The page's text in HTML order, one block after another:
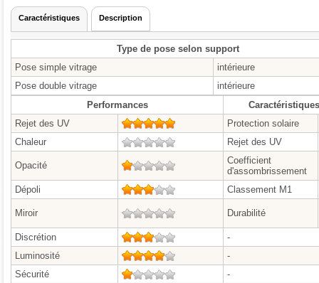
Caractéristiques Description
Type de pose selon support
Pose simple vitrage
intérieure
Pose double vitrage
intérieure
Performances
Caractéristiques
Rejet des UV
Protection solaire
Chaleur
Rejet des UV
Opacité
Coefficient
d'assombrissement
Dépoli
Classement M1
Miroir Durabilité
Discrétion
-
Luminosité
-
Sécurité
-